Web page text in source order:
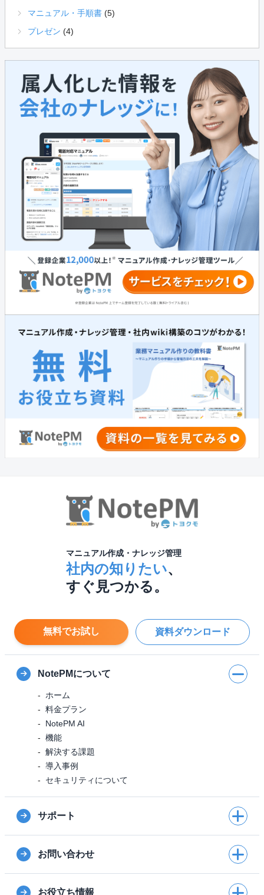
マニュアル・手順書 (5)
プレゼン (4)
マニュアル作成・ナレッジ管理
社内の知りたい、
すぐ見つかる。
無料でお試し 資料ダウンロード
NotePMについて
ホーム
料金プラン
NotePM AI
機能
解決する課題
導入事例
セキュリティについて
サポート
お問い合わせ
お役立ち情報